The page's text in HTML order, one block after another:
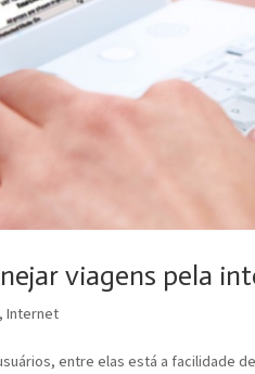
viagens pela
,Internet
entre elas está a facilidade